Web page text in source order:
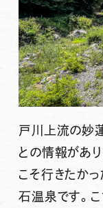
戸川上流の妙
との情報があ
こそ行きたか
石温泉です。